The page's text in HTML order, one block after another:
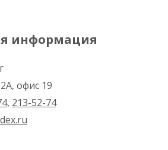
информация
офис 19
, 213-52-74